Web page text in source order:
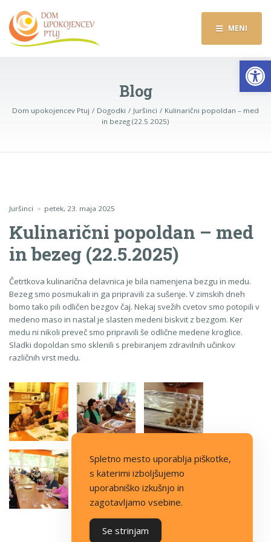
MENI
Blog
Dom upokojencev Ptuj Dogodki Juršinci
Kulinarični popoldan – med
in bezeg (22.5.2025)
Juršinci petek, 23. maja 2025
Kulinarični popoldan – med
in bezeg (22.5.2025)
Četrtkova kulinarična delavnica je bila namenjena bezgu in medu.
Bezeg smo posmukali in ga pripravili za sušenje. V zimskih dneh
bomo tako pili odličen bezgov čaj. Nekaj svežih cvetov smo potopili v
medeno maso in nastal je slasten medeni biskvit z bezgom. Ker
medu ni nikoli preveč smo pripravili še odlične medene kroglice.
Sladki dopoldan smo sklenili s prebiranjem zdravilnih učinkov
različnih vrst medu.
Spletno mesto uporablja piškotke,
s katerimi izboljšujemo
uporabniško izkušnjo in
zagotavljamo vsebine.
Se strinjam